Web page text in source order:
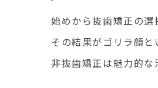
始めから抜歯矯正の選
その結果がゴリラ顔と
非抜歯矯正は魅力的な